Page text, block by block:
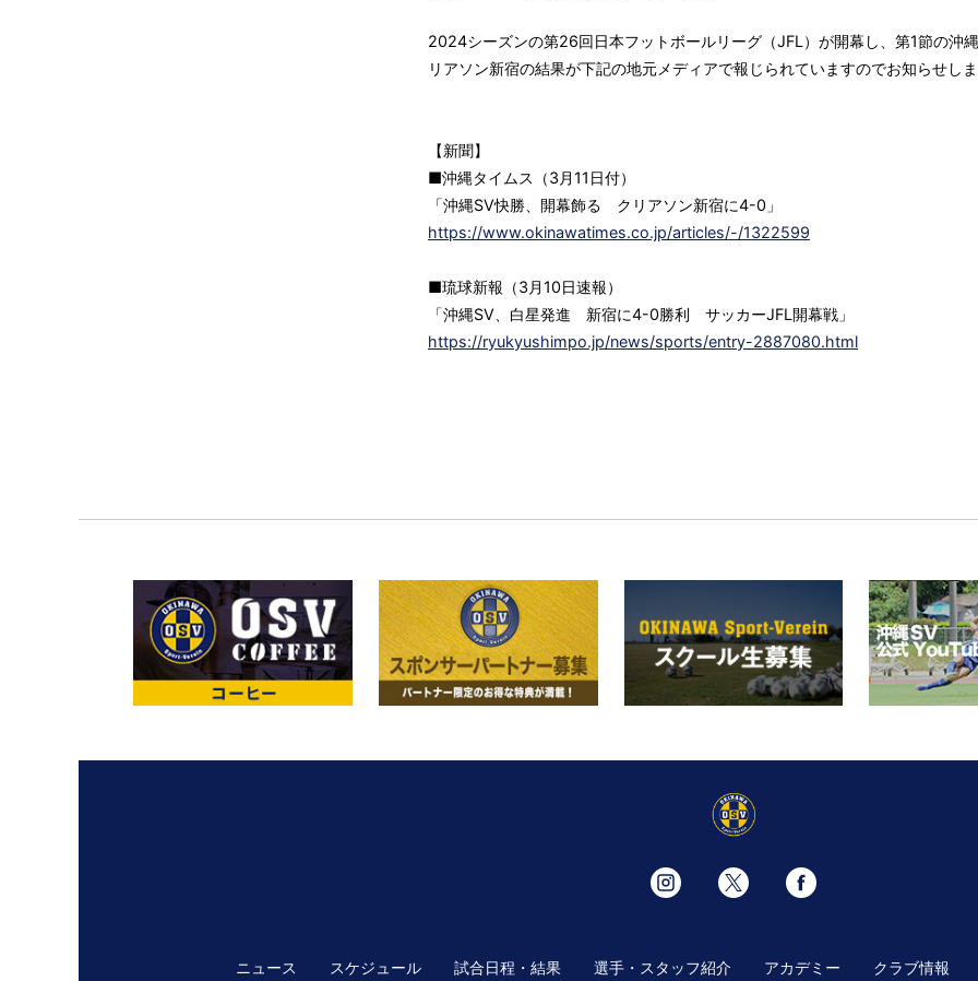
2024シーズンの第26回日本フットボールリーグ（JFL）が開幕し、第1節の沖
リアソン新宿の結果が下記の地元メディアで報じられていますのでお知らせしま
【新聞】
■沖縄タイムス（3月11日付）
「沖縄SV快勝、開幕飾る クリアソン新宿に4-0」
https://www.okinawatimes.co.jp/articles/-/1322599
■琉球新報（3月10日速報）
「沖縄SV、白星発進 新宿に4-0勝利 サッカーJFL開幕戦」
https://ryukyushimpo.jp/news/sports/entry-2887080.html
ニュース スケジュール 試合日程・結果 選手・スタッフ紹介 アカデミー クラブ情報